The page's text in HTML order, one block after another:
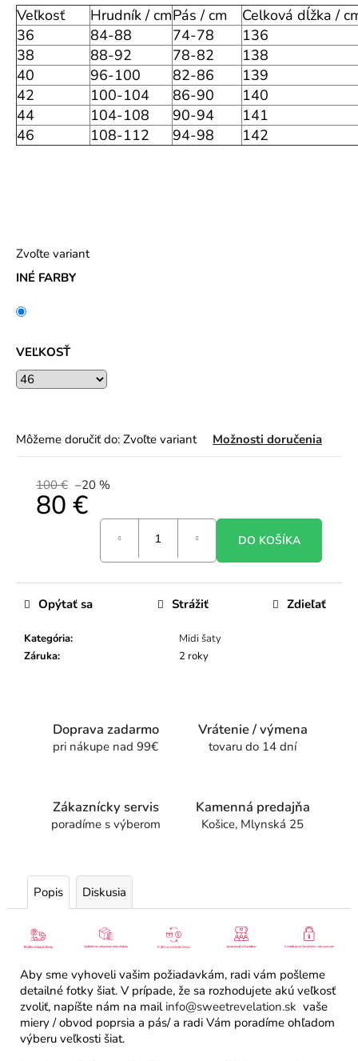
Veľkosť Hrudník / cmPás / cm
Celková dĺžka /
36
84-88 74-78
136
38
88-92 78-82
138
40
96-100 82-86
139
42
100-104 86-90
140
44
104-108 90-94
141
46
108-112 94-98 142
INÉ FARBY
VEĽKOSŤ
Môžeme doručiť do: Zvoľte variant Možnosti doručenia
Zvoľte variant
100 € –20 %
80 €
DO KOŠÍKA
Kategória:
Midi šaty
Záruka: 2 roky
Opýtať sa Strážiť Zdieľať
Doprava zadarmo
pri nákupe nad 99€
Vrátenie / výmena
tovaru do 14 dní
Zákaznícky servis
poradíme s výberom
Kamenná predajňa
Košice, Mlynská 25
Popis Diskusia
Aby sme vyhoveli vašim požiadavkám, radi vám pošleme
detailné fotky šiat. V prípade, že sa rozhodujete akú veľkosť
zvoliť, napíšte nám na mail info@sweetrevelation.sk vaše
miery / obvod poprsia a pás/ a radi Vám poradíme ohľadom
výberu veľkosti šiat.